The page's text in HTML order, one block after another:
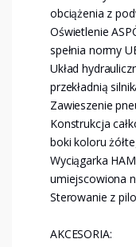
obciążenia z
Oświetlenie
spełnia normy
Układ
przekładnią
Zawieszenie
Konstrukcja
boki koloru
Wyciągarka
umiejscowiona
Sterowanie z
AKCESORIA: